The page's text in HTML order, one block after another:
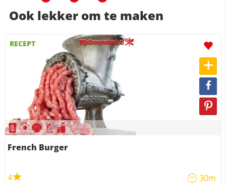
Ook lekker om te maken
RECEPT
French Burger
4 30m